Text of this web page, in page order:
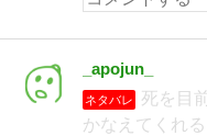
_apojun_
ネタバレ
死を目
かなえてくれ